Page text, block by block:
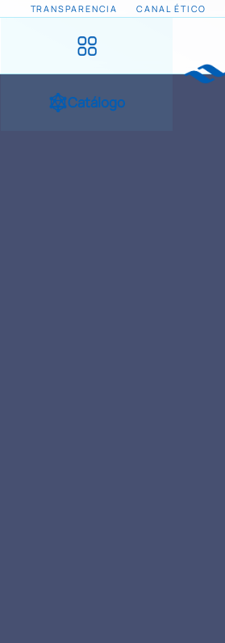
TRANSPARENCIA CANAL ÉTICO
Catálogo